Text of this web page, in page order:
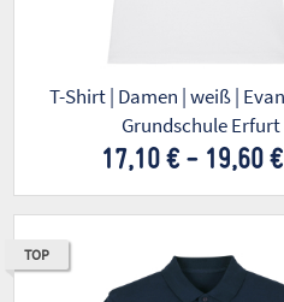
T-Shirt | Damen | weiß | Evangelische
Grundschule Erfurt
17,10 € - 19,60 €
TOP